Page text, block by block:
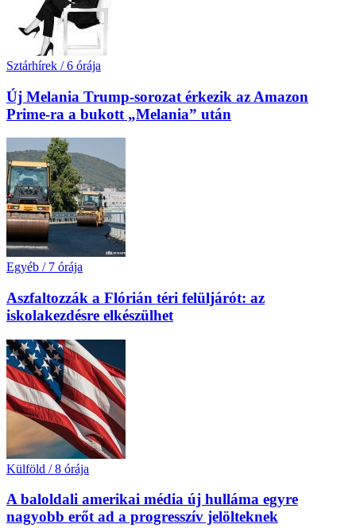
Sztárhírek / 6 órája
Új Melania Trump-sorozat érkezik az Amazon
Prime-ra a bukott „Melania” után
Egyéb / 7 órája
Aszfaltozzák a Flórián téri felüljárót: az
iskolakezdésre elkészülhet
Külföld / 8 órája
A baloldali amerikai média új hulláma egyre
nagyobb erőt ad a progresszív jelölteknek